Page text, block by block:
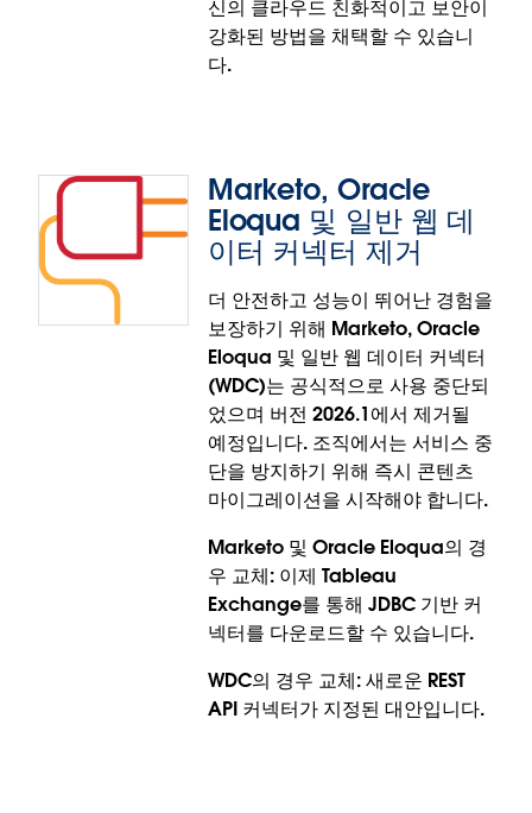
OneDrive 및 SharePoint Online의 Excel 및 텍스트
파일에 연결하십시오. Azure
Government(GCC/GCCH/DoD) 관리자는 Tableau
할 수 없었던 문서 라이브러리에 안전하고 규정을 준수
하는 방식으로 액세스하여 업무에 핵심적인 데이터를
분석에 사용할 수 있습니다.
Government Cloud에서 Microsoft OneDrive 및
SharePoint Online용 사용자 지정 OAuth는 Tableau
Prep 및 Tableau Desktop에 정식 출시되었습니다.
신의 클라우드 친화적이고 보안이
강화된 방법을 채택할 수 있습니
다.
Cloudera Impala용 OAuth
Cloudera Impala용 OAuth 지원을 통해 인증이 간소
화됩니다. 조직에서는 Impala 인스턴스에서 OAuth를
사용하도록 구성함으로써 기존 인증 방식에서 벗어나
Cloudera Impala에 연결하는 최신의 클라우드 친화
적이고 보안이 강화된 방법을 채택할 수 있습니다.
Tableau Desktop, Tableau Prep에 정식 출시되었습
Marketo, Oracle
Eloqua 및 일반 웹 데
이터 커넥터 제거
더 안전하고 성능이 뛰어난 경험을
보장하기 위해 Marketo, Oracle
Eloqua 및 일반 웹 데이터 커넥터
(WDC)는 공식적으로 사용 중단되
었으며 버전 2026.1에서 제거될
예정입니다. 조직에서는 서비스 중
단을 방지하기 위해 즉시 콘텐츠
마이그레이션을 시작해야 합니다.
Marketo 및 Oracle Eloqua의 경
우 교체: 이제 Tableau
Exchange를 통해 JDBC 기반 커
넥터를 다운로드할 수 있습니다.
WDC의 경우 교체: 새로운 REST
API 커넥터가 지정된 대안입니다.